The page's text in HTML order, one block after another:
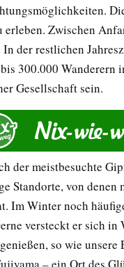
erleben. Zwischen
der restlichen
300.000 Wanderern
Gesellschaft sein.
der meistbesuchte
Standorte, von denen
Im Winter noch
versteckt er sich
so wie